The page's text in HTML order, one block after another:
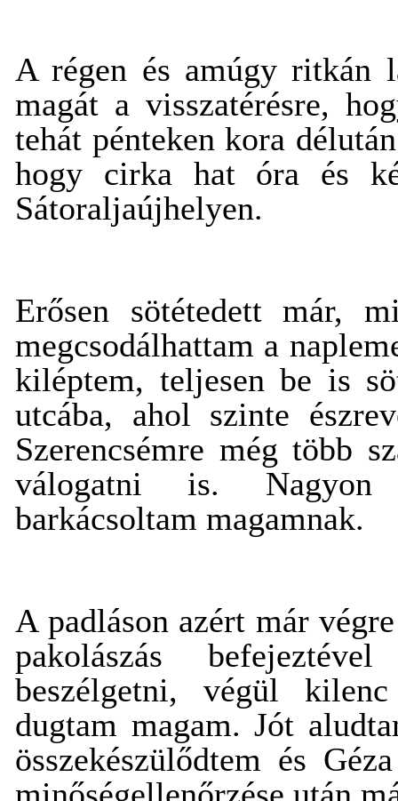
A régen és amúgy ritkán
magát a visszatérésre,
tehát pénteken kora
hogy cirka hat óra és
Sátoraljaújhelyen.
Erősen sötétedett már,
megcsodálhattam a
kiléptem, teljesen be is
utcába, ahol szinte
Szerencsémre még több
válogatni is. Nagyon
barkácsoltam magamnak.
A padláson azért már
pakolászás
beszélgetni, végül kilenc
dugtam magam. Jót
összekészülődtem és